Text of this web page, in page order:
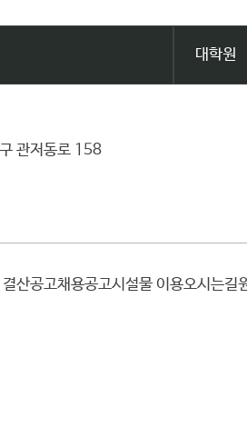
대학원
관저동로 158
예·결산공고 채용공고 시설물 이용 오시는길